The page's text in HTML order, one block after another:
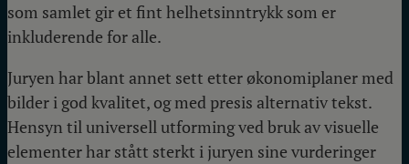
som samlet gir et fint helhetsinntrykk som er
inkluderende for alle.
Juryen har blant annet sett etter økonomiplaner med
bilder i god kvalitet, og med presis alternativ tekst.
Hensyn til universell utforming ved bruk av visuelle
elementer har stått sterkt i juryen sine vurderinger